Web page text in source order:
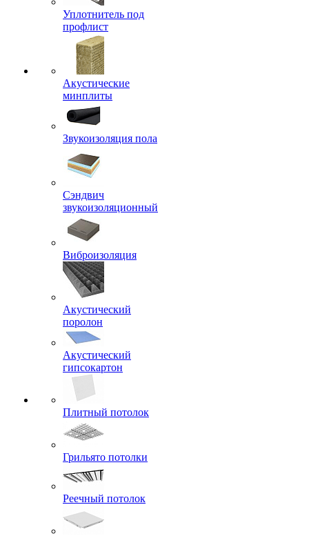
Уплотнитель под
профлист
Акустические
минплиты
Звукоизоляция пола
Сэндвич
звукоизоляционный
Виброизоляция
Акустический
поролон
Акустический
гипсокартон
Плитный потолок
Грильято потолки
Реечный потолок